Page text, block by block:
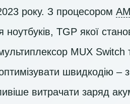
року. З процесором
ноутбуків, TGP якої
MUX
швидкодію –
витрачати заряд